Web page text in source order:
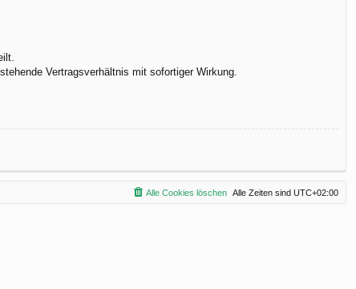
Vertragsverhältnis mit sofortiger Wirkung.
Alle Zeiten sind UTC+02:00
Alle Cookies löschen